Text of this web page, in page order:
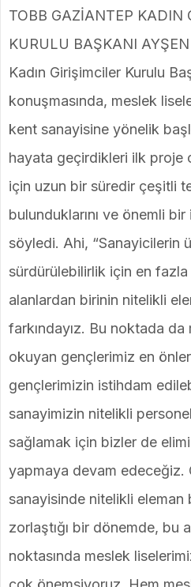
TOBB GAZİANTEP KADIN
KURULU BAŞKANI
Kadın Girişimciler Kurulu
konuşmasında, meslek
kent sanayisine yönelik
hayata geçirdikleri ilk proje
için uzun bir süredir çeşitli
bulunduklarını ve önemli
söyledi. Ahi, “Sanayicilerin
sürdürülebilirlik için en
alanlardan birinin nitelikli
farkındayız. Bu noktada
okuyan gençlerimiz en
gençlerimizin istihdam
sanayimizin nitelikli
sağlamak için bizler de
yapmaya devam edeceğiz.
sanayisinde nitelikli eleman
zorlaştığı bir dönemde, bu
noktasında meslek